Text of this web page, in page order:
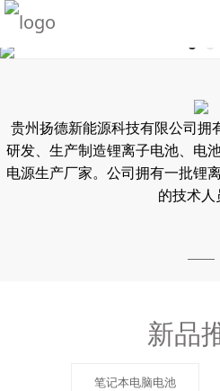
贵州扬德新能源科技有限公司拥
研发、生产制造锂离子电池、电
电源生产厂家。公司拥有一批锂
的技术人
新品
笔记本电脑电池